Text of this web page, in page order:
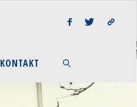
KONTAKT